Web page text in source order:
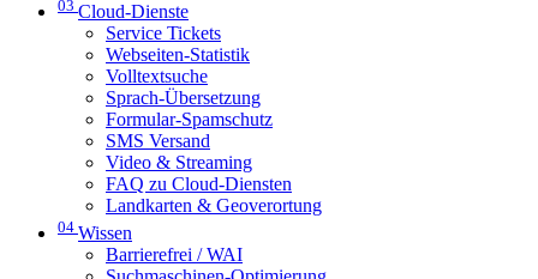
03 Cloud-Dienste
Service Tickets
Webseiten-Statistik
Volltextsuche
Sprach-Übersetzung
Formular-Spamschutz
SMS Versand
Video & Streaming
FAQ zu Cloud-Diensten
Landkarten & Geoverortung
04 Wissen
Barrierefrei / WAI